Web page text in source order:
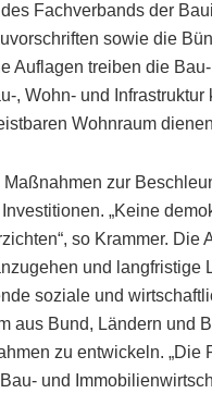
Fachverbands der
sowie die
Auflagen treiben die
, Wohn- und
Wohnraum
zur
„Keine
so Krammer.
und
soziale und
aus Bund, Ländern und
zu entwickeln.
und